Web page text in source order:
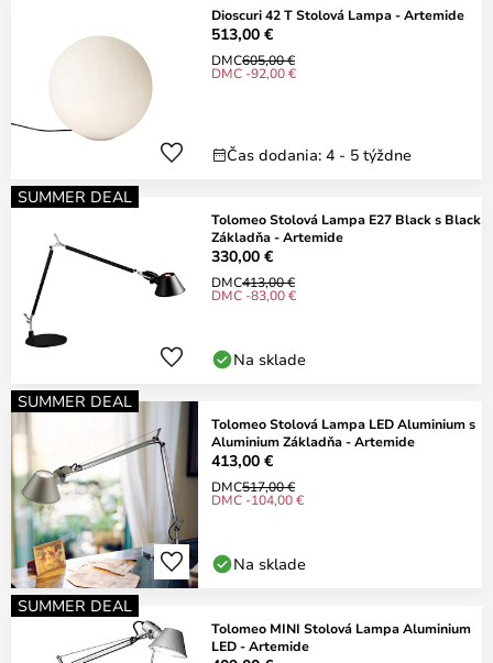
Dioscuri 42 T Stolová Lampa - Artemide
513,00 €
DMC605,00 €
DMC -92,00 €
Čas dodania: 4 - 5 týždne
SUMMER DEAL
Tolomeo Stolová Lampa E27 Black s Black
Základňa - Artemide
330,00 €
DMC413,00 €
DMC -83,00 €
Na sklade
SUMMER DEAL
Tolomeo Stolová Lampa LED Aluminium s
Aluminium Základňa - Artemide
413,00 €
DMC517,00 €
DMC -104,00 €
Na sklade
SUMMER DEAL
Tolomeo MINI Stolová Lampa Aluminium
LED - Artemide